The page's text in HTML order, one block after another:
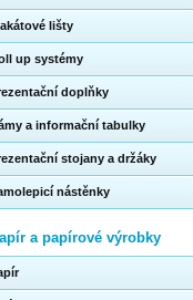
lišty
up systémy
doplňky
a informační tabulky
stojany a držáky
nástěnky
a papírové výrobky